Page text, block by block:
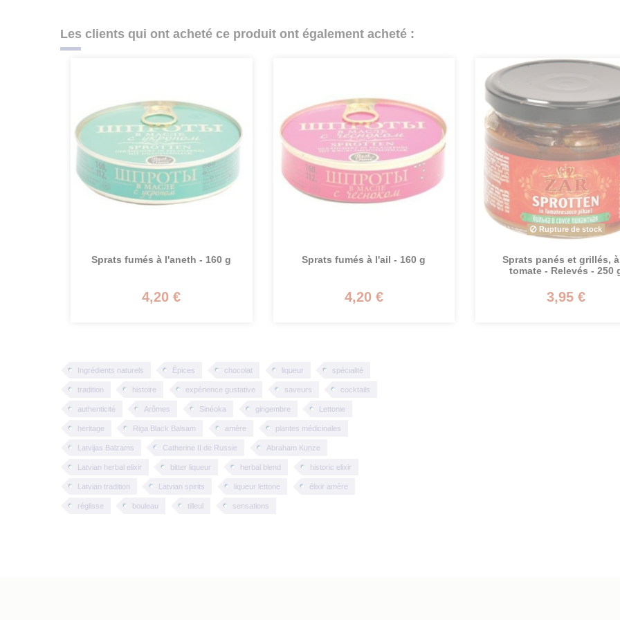
Les clients qui ont acheté ce produit ont également acheté :
Sprats fumés à l'aneth - 160 g
4,20 €
Sprats fumés à l'ail - 160 g
4,20 €
Rupture de stock
Sprats panés et grillés,
tomate - Relevés - 250
3,95 €
Ingrédients naturels Épices chocolat liqueur spécialité
tradition histoire expérience gustative saveurs cocktails
authenticité Arômes Sinéoka gingembre Lettonie
heritage Riga Black Balsam amère plantes médicinales
Latvijas Balzams Catherine II de Russie Abraham Kunze
Latvian herbal elixir bitter liqueur herbal blend historic elixir
Latvian tradition Latvian spirits liqueur lettone élixir amère
réglisse bouleau tilleul sensations